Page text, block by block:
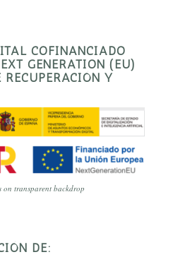
COFINANCIADO
GENERATION (EU)
Y
on transparent backdrop
DE: